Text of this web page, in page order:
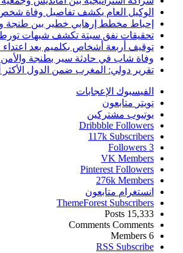
الوكيل العام يكشف تفاصيل وفاة
إحباط مخطط إرهابي خطير بين طنجة
تحقيقات نفق سبتة تكشف شبهات
توقيف أربعة أشخاص بكلميم بعد
وفاة شاب في حادثة سير بطنجة
تقرير دولي: المغرب ضمن الدول الأكثر
الفيسبوك الإعجابات
تويتر متابعون
يوتيوب مشتركين
Dribbble Followers
117k Subscribers
3
Followers
VK Members
Pinterest Followers
276k Members
انستغرام متابعون
ThemeForest Subscribers
15,333
Posts
Comments Comments
6
Members
RSS Subscribe